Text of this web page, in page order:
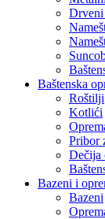
Drveni
Baštenska
Roštilji
Kotlići
Pribor
Dečija
Bazeni i
Bazeni